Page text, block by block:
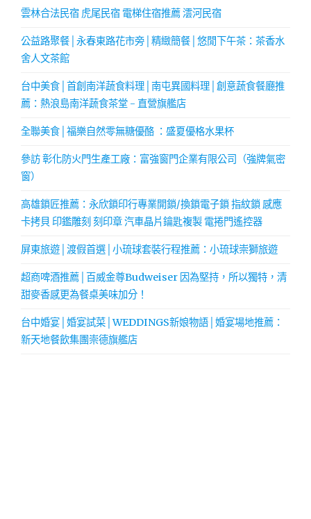
雲林合法民宿 虎尾民宿 電梯住宿推薦 澐河民宿
公益路聚餐│永春東路花市旁│精緻簡餐│悠閒下午茶：茶香水
舍人文茶館
台中美食│首創南洋蔬食料理│南屯異國料理│創意蔬食餐廳推
薦：熱浪島南洋蔬食茶堂 - 直營旗艦店
全聯美食│福樂自然零無糖優酪 ：盛夏優格水果杯
參訪 彰化防火門生產工廠：富強窗門企業有限公司（強牌氣密
窗）
高雄鎖匠推薦：永欣鎖印行專業開鎖/換鎖電子鎖 指紋鎖 感應
卡拷貝 印鑑雕刻 刻印章 汽車晶片鑰匙複製 電捲門遙控器
屏東旅遊│渡假首選│小琉球套裝行程推薦：小琉球崇獅旅遊
超商啤酒推薦│百威金尊Budweiser 因為堅持，所以獨特，清
甜麥香感更為餐桌美味加分！
台中婚宴│婚宴試菜│WEDDINGS新娘物語│婚宴場地推薦：
新天地餐飲集團崇德旗艦店